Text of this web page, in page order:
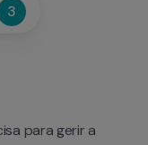
3
para gerir a